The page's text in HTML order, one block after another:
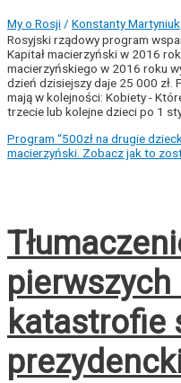
My o Rosji/ Konstanty Martyniuk
Rosyjski rządowy program
Kapitał macierzyński w 2016
macierzyńskiego w 2016 roku
dzień dzisiejszy daje 25 000 zł.
mają w kolejności: Kobiety -
trzecie lub kolejne dzieci po 1
Program “500zł na drugie
macierzyński. Zobacz jak to
katastrofie